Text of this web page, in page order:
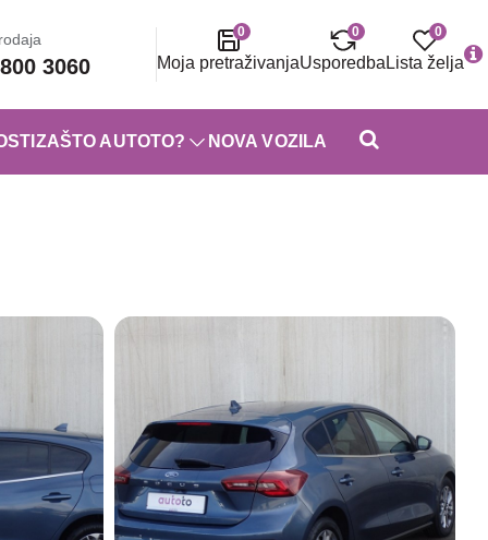
3060
0
Moja pretraživanja
0
Usporedba
0
Lista želja
ZAŠTO AUTOTO? NOVA VOZILA